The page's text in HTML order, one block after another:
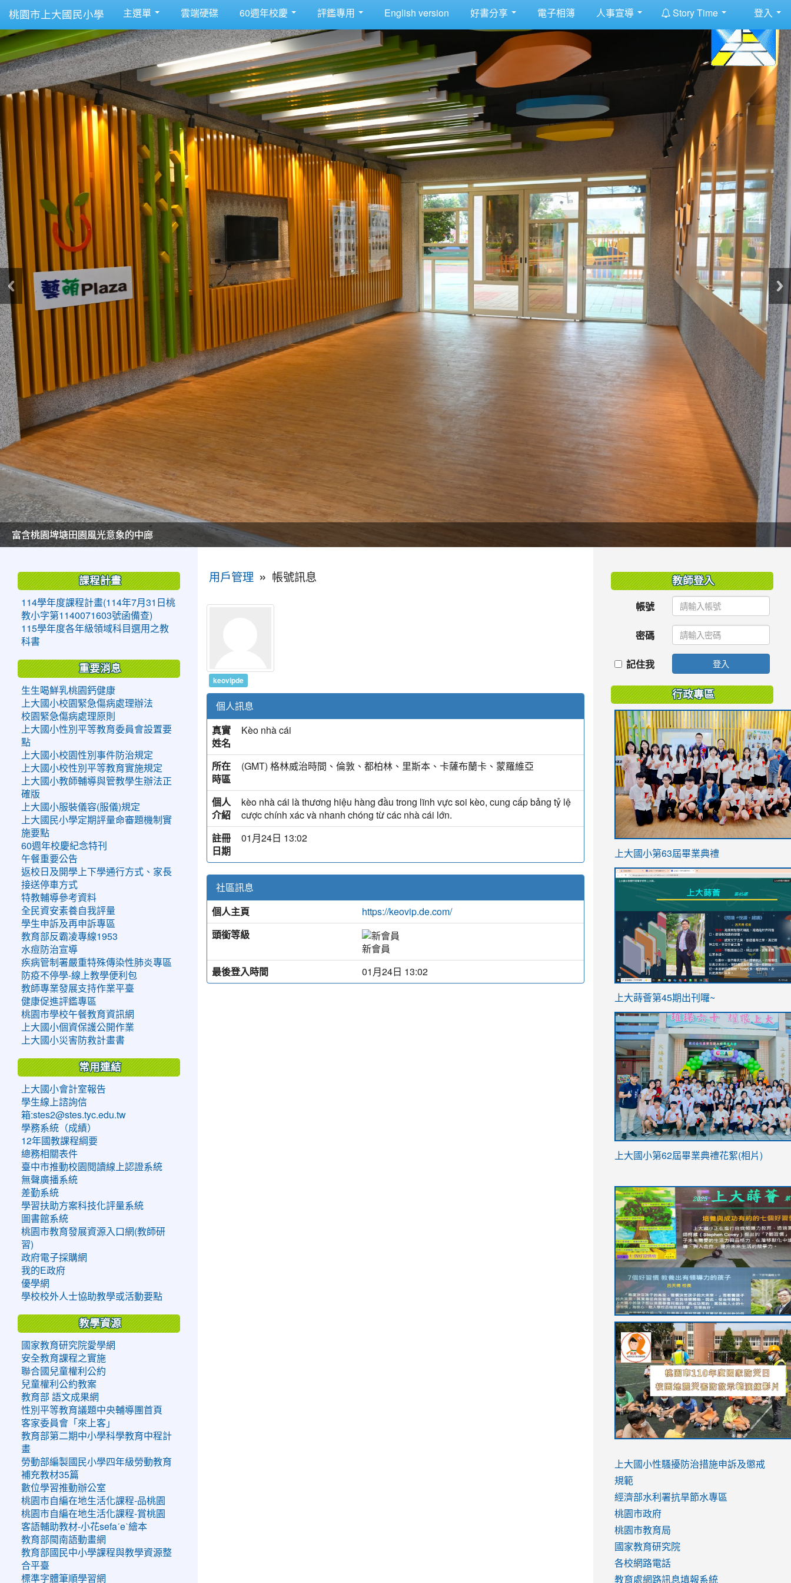
桃園市上大國民小學 主選單 雲端硬碟 60週年校慶 評鑑專用 English version 好書分享 電子相簿 人事宣導 Story Time 登入
美麗的操場是我們活力的來源
美麗的操場是我們活力的來源
煥然一新的小司令台
煥然一新的小司令台
富含桃園埤塘田園風光意象的中廊
富含桃園埤塘田園風光意象的中廊
嶄新的中庭廣場
嶄新的中庭廣場
水生池生生不息
水生池生生不息
用戶管理 » 帳號訊息
keovipde
個人訊息
真實
姓名
Kèo nhà cái
所在
時區
(GMT) 格林威治時間、倫敦、都柏林、里斯本、卡薩布蘭卡、蒙羅維亞
個人
介紹
kèo nhà cái là thương hiệu hàng đầu trong lĩnh vực soi kèo, cung cấp bảng tỷ lệ
cược chính xác và nhanh chóng từ các nhà cái lớn.
註冊
日期
01月24日 13:02
社區訊息
個人主頁
https://keovip.de.com/
頭銜等級
新會員
最後登入時間
01月24日 13:02
課程計畫
114學年度課程計畫(114年7月31日桃
教小字第1140071603號函備查)
115學年度各年級領域科目選用之教
科書
重要消息
生生喝鮮乳桃園鈣健康
上大國小校園緊急傷病處理辦法
校園緊急傷病處理原則
上大國小性別平等教育委員會設置要
點
上大國小校園性別事件防治規定
上大國小校性別平等教育實施規定
上大國小教師輔導與管教學生辦法正
確版
上大國小服裝儀容(服儀)規定
上大國民小學定期評量命審題機制實
施要點
60週年校慶紀念特刊
午餐重要公告
返校日及開學上下學通行方式、家長
接送停車方式
特教輔導參考資料
全民資安素養自我評量
學生申訴及再申訴專區
教育部反霸凌專線1953
水痘防治宣導
疾病管制署嚴重特殊傳染性肺炎專區
防疫不停學-線上教學便利包
教師專業發展支持作業平臺
健康促進評鑑專區
桃園市學校午餐教育資訊網
上大國小個資保護公開作業
上大國小災害防救計畫書
常用連結
上大國小會計室報告
學生線上諮詢信
箱:stes2@stes.tyc.edu.tw
學務系統（成績）
12年國教課程綱要
總務相關表件
臺中市推動校園閱讀線上認證系統
無聲廣播系統
差勤系統
學習扶助方案科技化評量系統
圖書館系統
桃園市教育發展資源入口網(教師研
習)
政府電子採購網
我的E政府
優學網
學校校外人士協助教學或活動要點
教學資源
國家教育研究院愛學網
安全教育課程之實施
聯合國兒童權利公約
兒童權利公約教案
教育部 語文成果網
性別平等教育議題中央輔導團首頁
客家委員會「來上客」
教育部第二期中小學科學教育中程計
畫
勞動部編製國民小學四年級勞動教育
補充教材35篇
數位學習推動辦公室
桃園市自編在地生活化課程-品桃園
桃園市自編在地生活化課程-賞桃園
客語輔助教材-小花sefaˊeˋ繪本
教育部閩南語動畫網
教育部國民中小學課程與教學資源整
合平臺
標準字體筆順學習網
教師登入
帳號
密碼
記住我 登入
行政專區
link
https://sites.google.com/stes.tyc.edu.tw/
上大國小第63屆畢業典禮
link
ink
https://sites.google.com/stes.tyc.edu.tw/
link
https://sites.google.com/stes.tyc.edu.tw/
上大蒔薈第45期出刊囉~
link
YfDQppRvyMk686kIw6SBbssEIZ6WnT/
usp=sharing
上大國小第62屆畢業典禮花絮(相片)
to
https://drive.google.com/file/d/1I-
YfDQppRvyMk686kIw6SBbssEIZ6WnT/
usp=sharing
to
https://sites.google.com/stes.tyc.edu.tw/
link
to
https://sites.google.com/stes.tyc.edu.tw/
link
to
https://drive.google.com/file/d/
usp=sharing
link
to
https://youtu.be/jJOMVWY3-
8M
link
to
https://drive.google.com/file/d/
usp=sharing
to
https://www.youtube.com/watch?
v=hC_gdZndU9s
to
https://www.youtube.com/watch?
v=hC_gdZndU9s
link
to
https://www.youtube.com/watch?
v=mfpNykQ0g4M
上大國小性騷擾防治措施申訴及懲戒
規範
經濟部水利署抗旱節水專區
桃園市政府
桃園市教育局
國家教育研究院
各校網路電話
教育處網路訊息填報系統